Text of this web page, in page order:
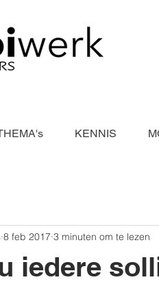
KENNIS
iedere
8 feb 2017 3 minuten om te lezen